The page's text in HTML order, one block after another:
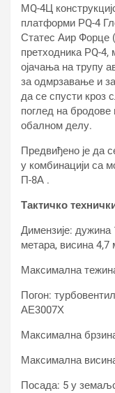
МQ-4Ц
платформи РQ-4
Статес Аир Форце
претходника РQ-4,
ојачања на трупу
за одмрзавање и
да се спусти кроз
поглед на
обалном делу.
Предвиђено је да
у комбинацији са
П-8А .
Тактичко
Димензије: дужина
метара, висина 4,7
Максимална
Погон:
АЕ3007Х
Максимална
Максимална
Посада: 5 у